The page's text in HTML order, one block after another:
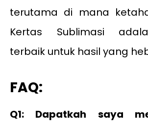
terutama di mana
Kertas Sublimasi
terbaik untuk hasil yang
FAQ:
Q1: Dapatkah saya